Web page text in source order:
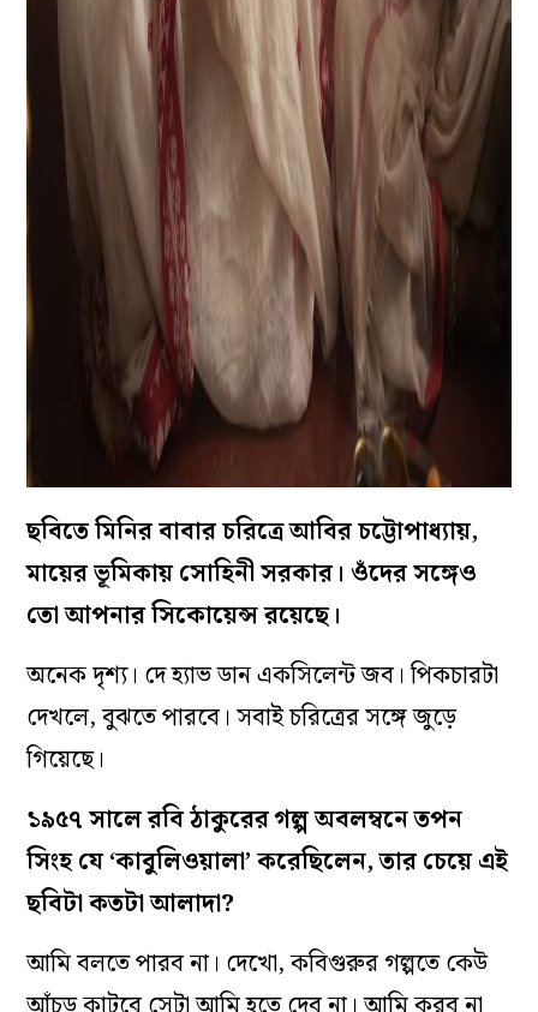
ছবিতে মিনির বাবার চরিত্রে আবির চট্টোপাধ‌্যায়,
মায়ের ভূমিকায় সোহিনী সরকার। ওঁদের সঙ্গেও
তো আপনার সিকোয়েন্স রয়েছে।
অনেক দৃশ‌্য। দে হ‌্যাভ ডান একসিলেন্ট জব। পিকচারটা
দেখলে, বুঝতে পারবে। সবাই চরিত্রের সঙ্গে জুড়ে
গিয়েছে।
১৯৫৭ সালে রবি ঠাকুরের গল্প অবলম্বনে তপন
সিংহ যে ‘কাবুলিওয়ালা’ করেছিলেন, তার চেয়ে এই
ছবিটা কতটা আলাদা?
আমি বলতে পারব না। দেখো, কবিগুরুর গল্পতে কেউ